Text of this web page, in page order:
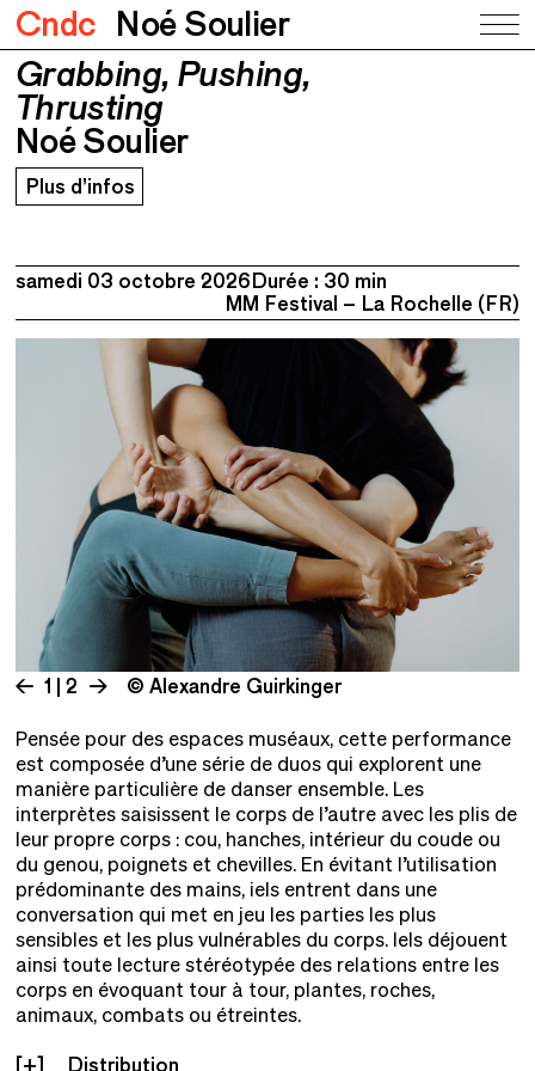
Cndc Noé Soulier
Grabbing, Pushing, Thrusting
Noé Soulier
Grabbing, Pushing,
Thrusting
Noé Soulier
Plus d’infos
samedi 03 octobre 2026 Durée : 30 min
MM Festival – La Rochelle (FR)
1 | 2 © Alexandre Guirkinger
Pensée pour des espaces muséaux, cette performance
est composée d’une série de duos qui explorent une
manière particulière de danser ensemble. Les
interprètes saisissent le corps de l’autre avec les plis de
leur propre corps : cou, hanches, intérieur du coude ou
du genou, poignets et chevilles. En évitant l’utilisation
prédominante des mains, iels entrent dans une
conversation qui met en jeu les parties les plus
sensibles et les plus vulnérables du corps. Iels déjouent
ainsi toute lecture stéréotypée des relations entre les
corps en évoquant tour à tour, plantes, roches,
animaux, combats ou étreintes.
Distribution